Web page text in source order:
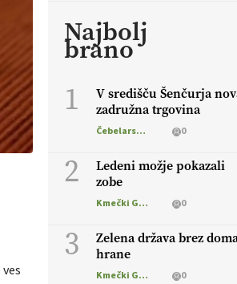
Najbolj
brano
1
V središču Šenčurja
zadružna trgovina
Čebelarstvo 0
2
Ledeni možje pokazali
zobe
Kmečki Glas 0
3
Zelena država brez
hrane
Kmečki Glas 0